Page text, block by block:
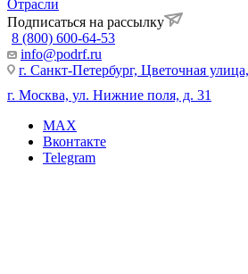
Отрасли
Подписаться на рассылку
8 (800) 600-64-53
info@podrf.ru
г. Санкт-Петербург, Цветочная
г. Москва, ул. Нижние поля, д. 31
MAX
Вконтакте
Telegram